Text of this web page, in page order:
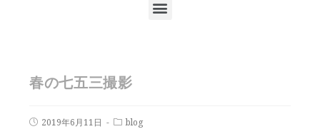
春の七五三撮影
2019年6月11日 blog